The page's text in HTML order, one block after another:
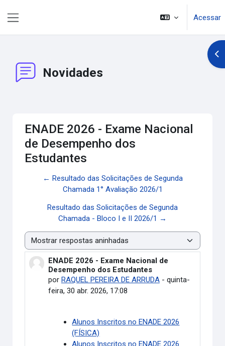
Acessar
Novidades
ENADE 2026 - Exame Nacional
de Desempenho dos
Estudantes
← Resultado das Solicitações de Segunda
Chamada 1° Avaliação 2026/1
Resultado das Solicitações de Segunda
Chamada - Bloco I e II 2026/1 →
Modo de visualização
ENADE 2026 - Exame Nacional de
Desempenho dos Estudantes
por RAQUEL PEREIRA DE ARRUDA- quinta-
feira, 30 abr. 2026, 17:08
Número de respostas: 0
Alunos Inscritos no ENADE 2026
(FÍSICA)
Alunos Inscritos no ENADE 2026